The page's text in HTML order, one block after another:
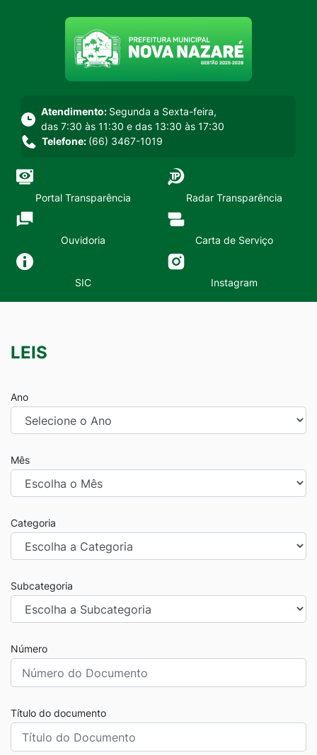
Seção do menu principal
Atendimento: Segunda a Sexta-feira,
das 7:30 às 11:30 e das 13:30 às 17:30
Telefone: (66) 3467-1019
Portal Transparência Radar Transparência
Ouvidoria Carta de Serviço
SIC Instagram
LEIS
Ano
Mês
Categoria
Subcategoria
Número
Título do documento